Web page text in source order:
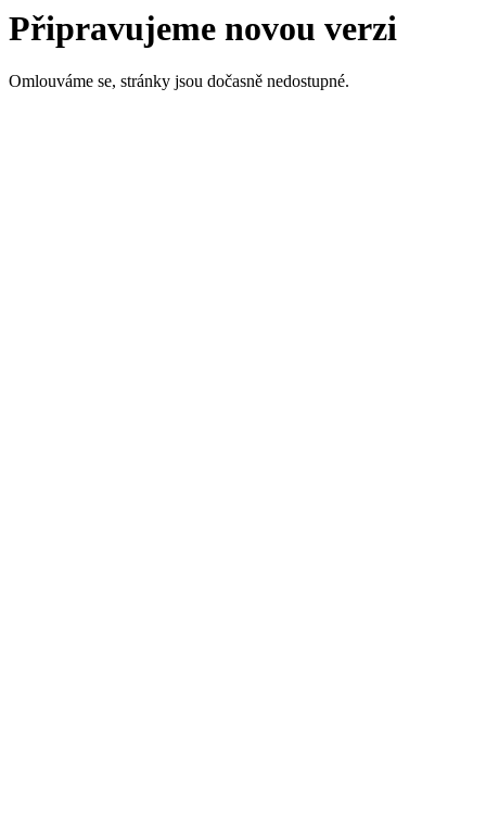
Připravujeme novou verzi
Omlouváme se, stránky jsou dočasně nedostupné.